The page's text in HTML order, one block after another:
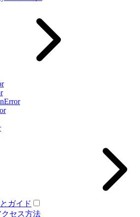
ガイド
クセス方法